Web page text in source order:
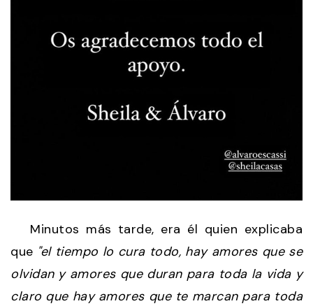
Minutos más tarde, era él quien explicaba
que "el tiempo lo cura todo, hay amores que se
olvidan y amores que duran para toda la vida y
claro que hay amores que te marcan para toda